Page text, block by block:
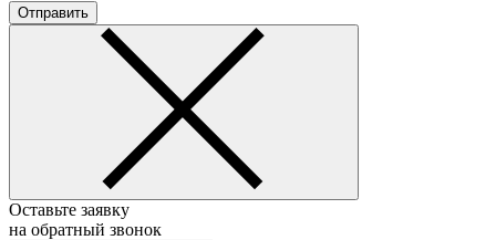
Отправить
Оставьте заявку
на обратный звонок